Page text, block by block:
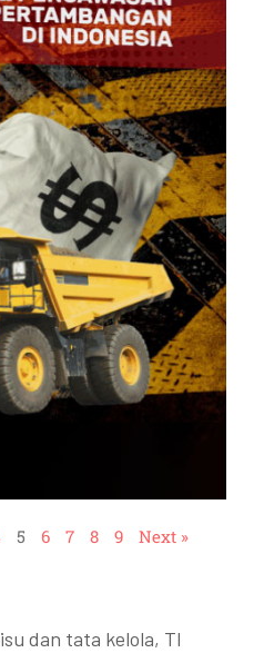
5 6 7 8 9 Next »
dan tata kelola, TI